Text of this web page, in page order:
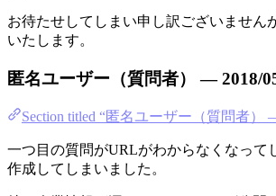
お待たせしてしまい申し訳ございません
いたします。
匿名ユーザー（質問者） — 2018/
Section titled “匿名ユーザー（質問者）
一つ目の質問がURLがわからなくなって
作成してしまいました。